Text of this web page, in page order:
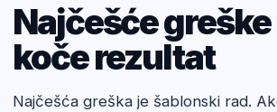
Najčešće
koče rezultat
Najčešća greška je šablonski rad.